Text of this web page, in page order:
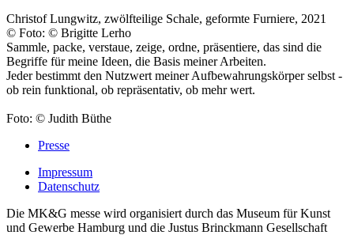
Christof Lungwitz, zwölfteilige Schale, geformte Furniere, 2021
© Foto: © Brigitte Lerho
Sammle, packe, verstaue, zeige, ordne, präsentiere, das sind die
Begriffe für meine Ideen, die Basis meiner Arbeiten.
Jeder bestimmt den Nutzwert meiner Aufbewahrungskörper selbst -
ob rein funktional, ob repräsentativ, ob mehr wert.
Foto: © Judith Büthe
Presse
Impressum
Datenschutz
Die MK&G messe wird organisiert durch das Museum für Kunst
und Gewerbe Hamburg und die Justus Brinckmann Gesellschaft